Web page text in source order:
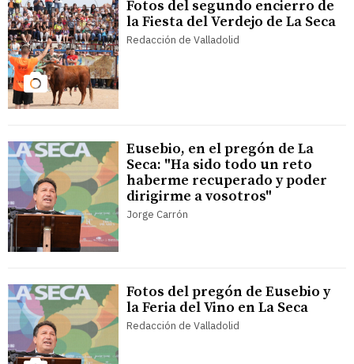
Fotos del segundo encierro de
la Fiesta del Verdejo de La Seca
Redacción de Valladolid
Eusebio, en el pregón de La
Seca: "Ha sido todo un reto
haberme recuperado y poder
dirigirme a vosotros"
Jorge Carrón
Fotos del pregón de Eusebio y
la Feria del Vino en La Seca
Redacción de Valladolid